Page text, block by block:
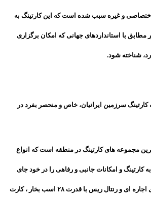
و غیره سبب شده است که این کارتینگ به
مطابق با استانداردهای جهانی که امکان برگزاری
شناخته شود.
سرزمین ایرانیان، خاص و منحصر بفرد در
مجموعه های کارتینگ در منطقه است که انواع
کارتینگ و امکانات جانبی و رفاهی را در خود جای
داده است. ارائه کارت های اجاره ای و رنتال ریس با قدرت ۲۸ اسب بخار ، کارت